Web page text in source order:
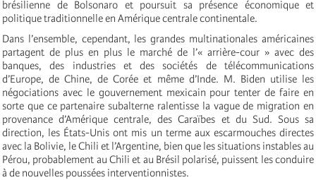
brésilienne de Bolsonaro et poursuit sa présence économique et
politique traditionnelle en Amérique centrale continentale.
Dans l’ensemble, cependant, les grandes multinationales américaines
partagent de plus en plus le marché de l’« arrière-cour » avec des
banques, des industries et des sociétés de télécommunications
d’Europe, de Chine, de Corée et même d’Inde. M. Biden utilise les
négociations avec le gouvernement mexicain pour tenter de faire en
sorte que ce partenaire subalterne ralentisse la vague de migration en
provenance d’Amérique centrale, des Caraïbes et du Sud. Sous sa
direction, les États-Unis ont mis un terme aux escarmouches directes
avec la Bolivie, le Chili et l’Argentine, bien que les situations instables au
Pérou, probablement au Chili et au Brésil polarisé, puissent les conduire
à de nouvelles poussées interventionnistes.